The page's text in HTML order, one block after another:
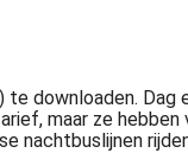
te downloaden.
maar ze hebben
nachtbuslijnen